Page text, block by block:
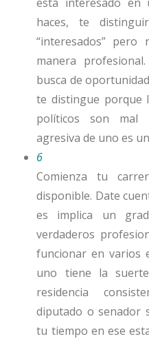
haces, te
“interesados”
manera
busca de
tedistingue porque
políticos son mal
agresiva de uno es
6
Comienza tu
disponible. Date
es implica un
verdaderos
funcionar en varios
uno tiene la
residencia
diputado o senador
tu tiempo en ese